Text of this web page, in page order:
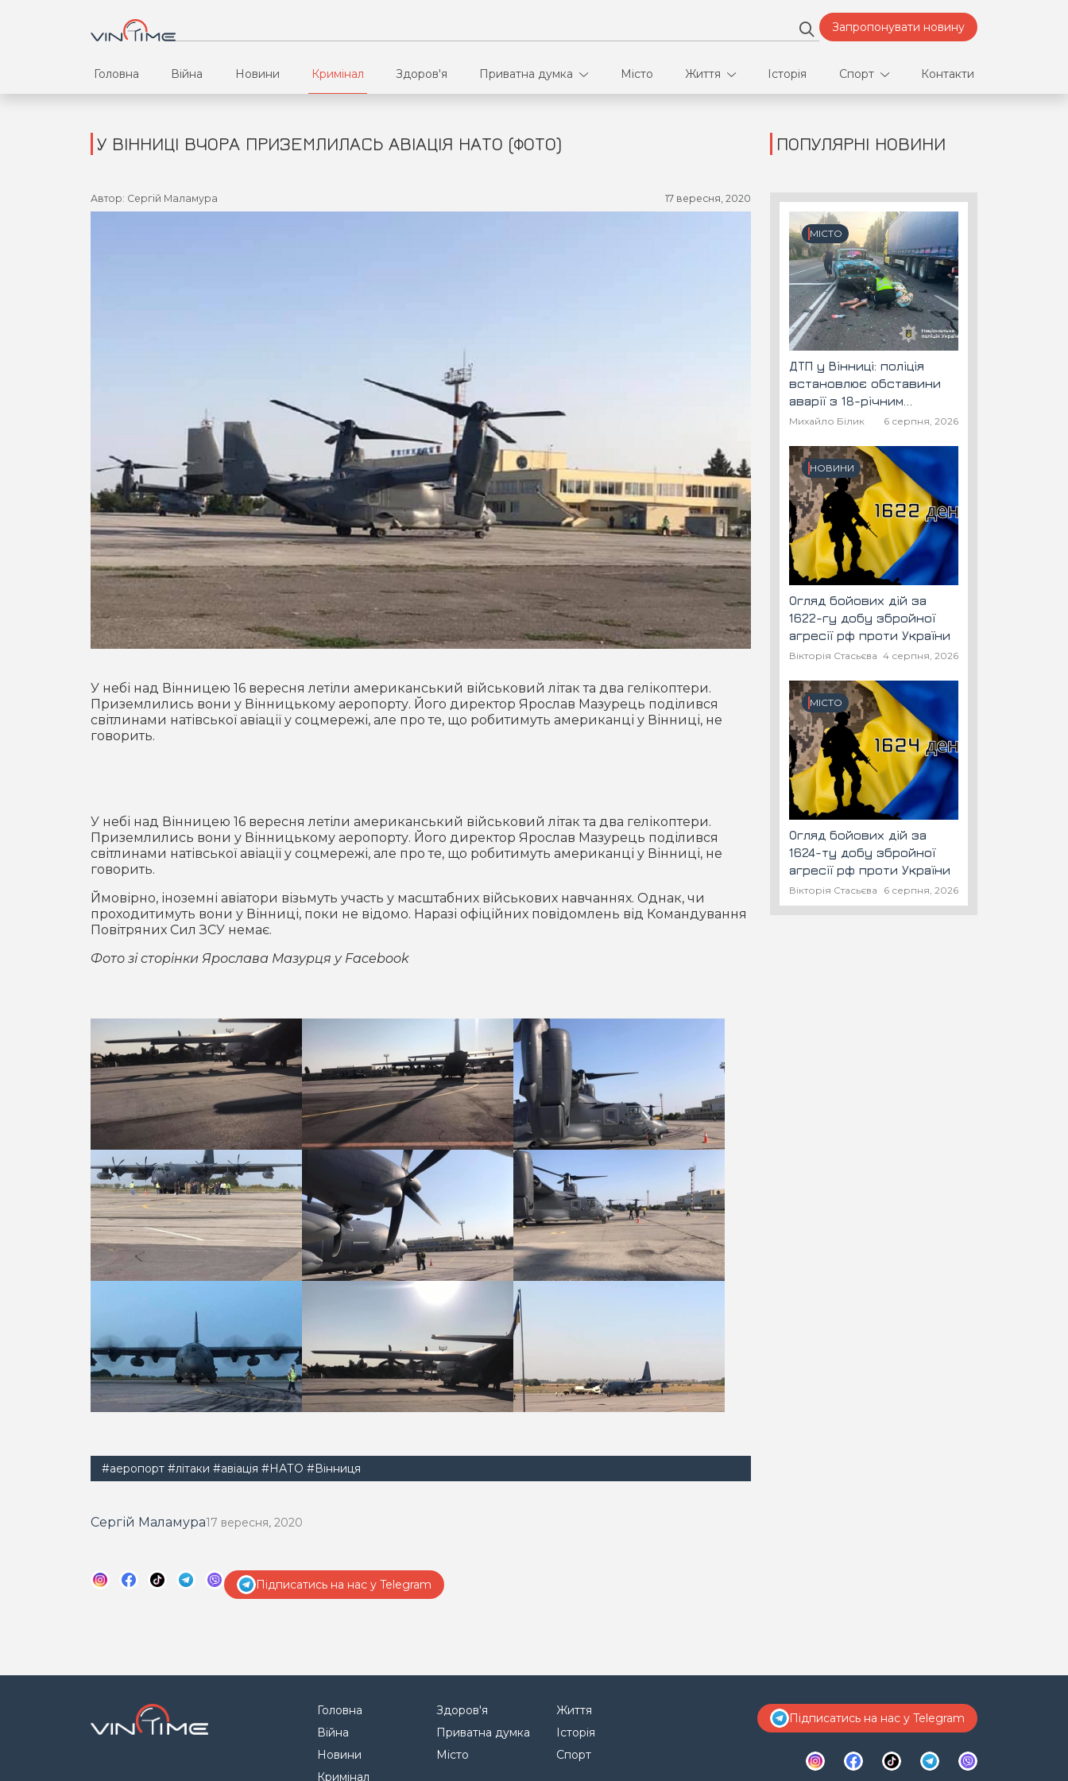
Запропонувати новину
Головна Війна Новини Кримінал Здоров'я Приватна думка
В кулуарах
Місто Життя
Конфлікти
Історія Спорт
Футбол
Контакти
У ВІННИЦІ ВЧОРА ПРИЗЕМЛИЛАСЬ АВІАЦІЯ НАТО (ФОТО)
Автор: Сергій Маламура 17 вересня, 2020
У небі над Вінницею 16 вересня летіли американський військовий літак та два гелікоптери.
Приземлились вони у Вінницькому аеропорту. Його директор Ярослав Мазурець поділився
світлинами натівської авіації у соцмережі, але про те, що робитимуть американці у Вінниці, не
говорить.
У небі над Вінницею 16 вересня летіли американський військовий літак та два гелікоптери.
Приземлились вони у Вінницькому аеропорту. Його директор Ярослав Мазурець поділився
світлинами натівської авіації у соцмережі, але про те, що робитимуть американці у Вінниці, не
говорить.
Ймовірно, іноземні авіатори візьмуть участь у масштабних військових навчаннях. Однак, чи
проходитимуть вони у Вінниці, поки не відомо. Наразі офіційних повідомлень від Командування
Повітряних Сил ЗСУ немає.
Фото зі сторінки Ярослава Мазурця у Facebook
#аеропорт #літаки #авіація #НАТО #Вінниця
Сергій Маламура17 вересня, 2020
Підписатись на нас у Telegram
ПОПУЛЯРНІ НОВИНИ
МІСТО
ДТП у Вінниці: поліція
встановлює обставини
аварії з 18-річним
скутеристом
Михайло Білик 6 серпня, 2026
НОВИНИ
Огляд бойових дій за
1622-гу добу збройної
агресії рф проти України
Вікторія Стасьєва 4 серпня, 2026
МІСТО
Огляд бойових дій за
1624-ту добу збройної
агресії рф проти України
Вікторія Стасьєва 6 серпня, 2026
Головна
Війна
Новини
Кримінал
Здоров'я
Приватна думка
Місто
Життя
Історія
Спорт
Підписатись на нас у Telegram